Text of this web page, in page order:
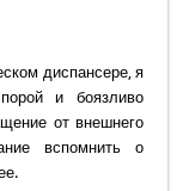
диспансере, я
и боязливо
от внешнего
вспомнить о